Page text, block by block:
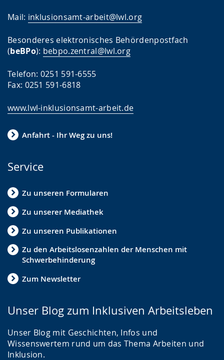
Mail: inklusionsamt-arbeit@lwl.org
Besonderes elektronisches Behördenpostfach
(beBPo): bebpo.zentral@lwl.org
Telefon: 0251 591-6555
Fax: 0251 591-6818
www.lwl-inklusionsamt-arbeit.de
Anfahrt - Ihr Weg zu uns!
Service
Zu unseren Formularen
Zu unserer Mediathek
Zu unseren Publikationen
Zu den Arbeitslosenzahlen der Menschen mit
Schwerbehinderung
Zum Newsletter
Unser Blog zum Inklusiven Arbeitsleben
Unser Blog mit Geschichten, Infos und
Wissenswertem rund um das Thema Arbeiten und
Inklusion.